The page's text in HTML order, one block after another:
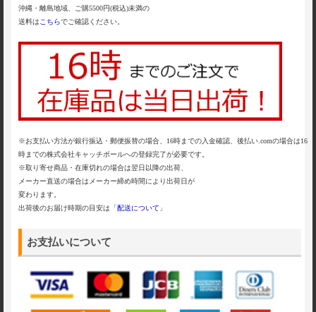
沖縄・離島地域、ご購5500円(税込)未満の
送料は こちらでご確認ください。
※お支払い方法が銀行振込・郵便振替の場合、16時までの入金確認、後払い.comの場合は16
時までの株式会社キャッチボールへの登録完了が必要です。
※取り寄せ商品・在庫切れの場合は翌日以降の出荷、
メーカー直送の場合はメーカー締め時間により出荷日が
変わります。
出荷後のお届け時期の目安は「配送について 」
お支払いについて